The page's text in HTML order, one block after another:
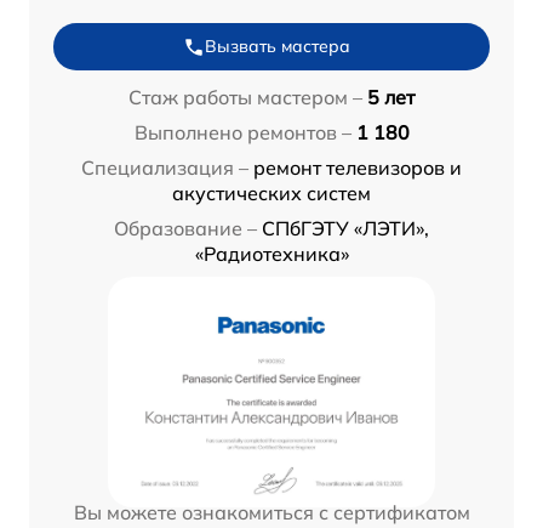
Вызвать мастера
Стаж работы мастером – 5 лет
Выполнено ремонтов – 1 180
Специализация – ремонт телевизоров и
акустических систем
Образование – СПбГЭТУ «ЛЭТИ»,
«Радиотехника»
Вы можете ознакомиться с сертификатом